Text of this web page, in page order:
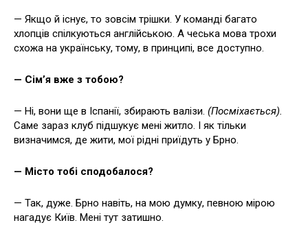
— Якщо й існує, то зовсім трішки. У команді багато
хлопців спілкуються англійською. А чеська мова трохи
схожа на українську, тому, в принципі, все доступно.
— Сім’я вже з тобою?
— Ні, вони ще в Іспанії, збирають валізи. (Посміхається).
Саме зараз клуб підшукує мені житло. І як тільки
визначимся, де жити, мої рідні приїдуть у Брно.
— Місто тобі сподобалося?
— Так, дуже. Брно навіть, на мою думку, певною мірою
нагадує Київ. Мені тут затишно.